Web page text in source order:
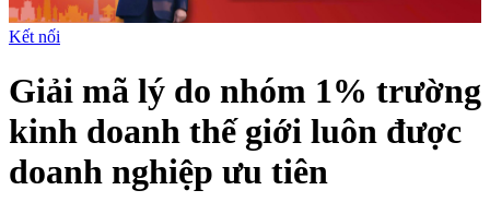
Kết nối
Giải mã lý do nhóm 1% trường
kinh doanh thế giới luôn được
doanh nghiệp ưu tiên